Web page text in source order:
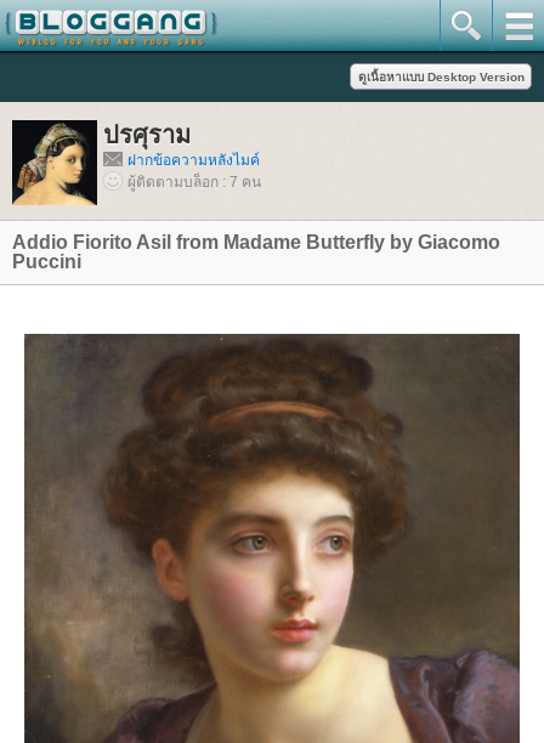
ปรศุราม
ฝากข้อความหลังไมค์
ผู้ติดตามบล็อก : 7 คน
Addio Fiorito Asil from Madame Butterfly by Giacomo
Puccini